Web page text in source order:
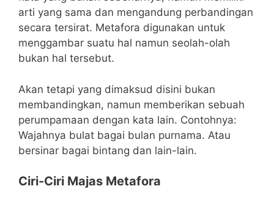
arti yang sama dan mengandung perbandingan
secara tersirat. Metafora digunakan untuk
menggambar suatu hal namun seolah-olah
bukan hal tersebut.
Akan tetapi yang dimaksud disini bukan
membandingkan, namun memberikan sebuah
perumpamaan dengan kata lain. Contohnya:
Wajahnya bulat bagai bulan purnama. Atau
bersinar bagai bintang dan lain-lain.
Ciri-Ciri Majas Metafora